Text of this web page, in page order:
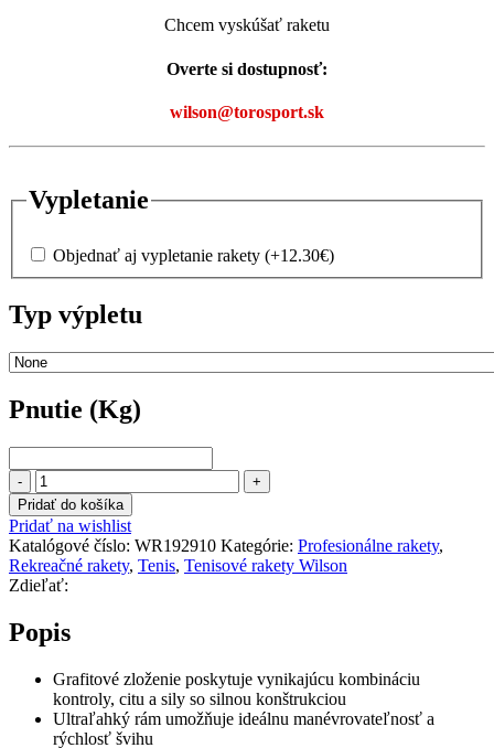
Chcem vyskúšať raketu
Overte si dostupnosť:
wilson@torosport.sk
Vypletanie
Objednať aj vypletanie rakety (+12.30€)
Typ výpletu
Pnutie (Kg)
(Kg)množstvo
WILSON
ROLAND
GARROS
TEAM
102
–
výpletom
Pridať do košíka
Pridať na wishlist
Katalógové číslo: WR192910 Kategórie: Profesionálne rakety,
Rekreačné rakety, Tenis, Tenisové rakety Wilson
Zdieľať:
Popis
Grafitové zloženie poskytuje vynikajúcu kombináciu
kontroly, citu a sily so silnou konštrukciou
Ultraľahký rám umožňuje ideálnu manévrovateľnosť a
rýchlosť švihu